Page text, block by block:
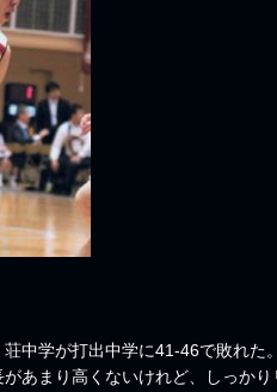
中学が打出中学に41-46で敗れた
あまり高くないけれど、しっか